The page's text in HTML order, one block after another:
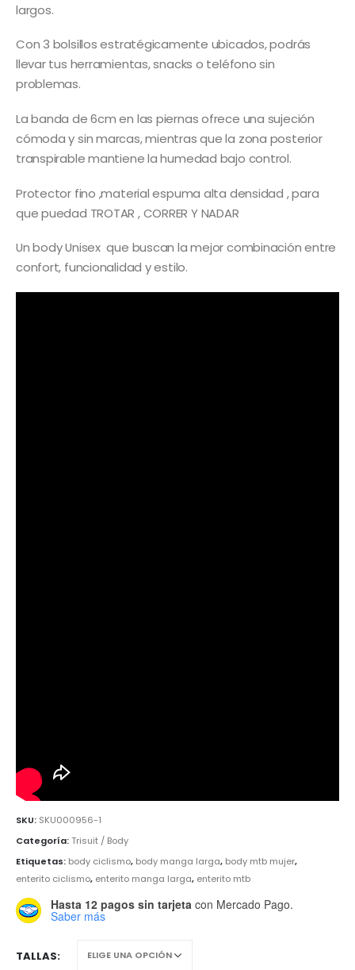
largos.
Con 3 bolsillos estratégicamente ubicados, podrás
llevar tus herramientas, snacks o teléfono sin
problemas.
La banda de 6cm en las piernas ofrece una sujeción
cómoda y sin marcas, mientras que la zona posterior
transpirable mantiene la humedad bajo control.
Protector fino ,material espuma alta densidad , para
que puedad TROTAR , CORRER Y NADAR
Un body Unisex que buscan la mejor combinación entre
confort, funcionalidad y estilo.
SKU: SKU000956-1
Categoría:Trisuit / Body
Etiquetas: body ciclismo, body manga larga, body mtb mujer,
enterito ciclismo, enterito manga larga, enterito mtb
Hasta 12 pagos sin tarjeta con Mercado Pago.
Saber más
TALLAS